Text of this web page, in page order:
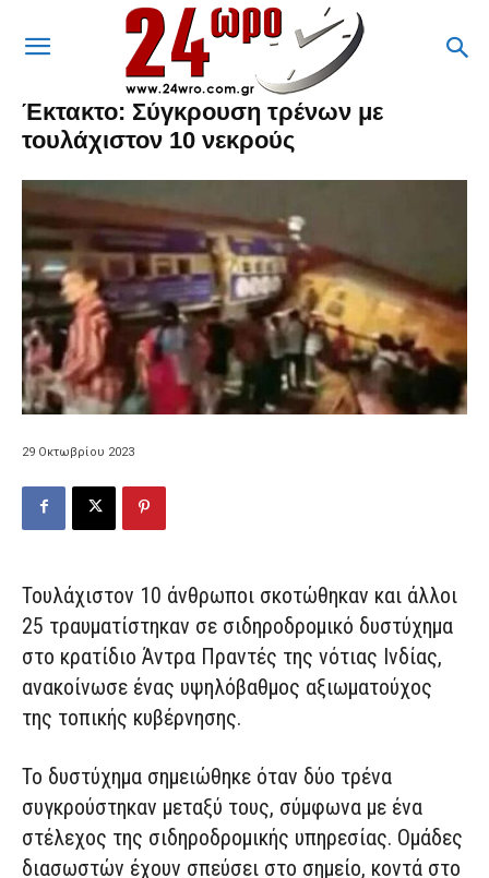
Έκτακτο: Σύγκρουση τρένων με
τουλάχιστον 10 νεκρούς
29 Οκτωβρίου 2023
Τουλάχιστον 10 άνθρωποι σκοτώθηκαν και άλλοι
25 τραυματίστηκαν σε σιδηροδρομικό δυστύχημα
στο κρατίδιο Άντρα Πραντές της νότιας Ινδίας,
ανακοίνωσε ένας υψηλόβαθμος αξιωματούχος
της τοπικής κυβέρνησης.
Το δυστύχημα σημειώθηκε όταν δύο τρένα
συγκρούστηκαν μεταξύ τους, σύμφωνα με ένα
στέλεχος της σιδηροδρομικής υπηρεσίας. Ομάδες
διασωστών έχουν σπεύσει στο σημείο, κοντά στο